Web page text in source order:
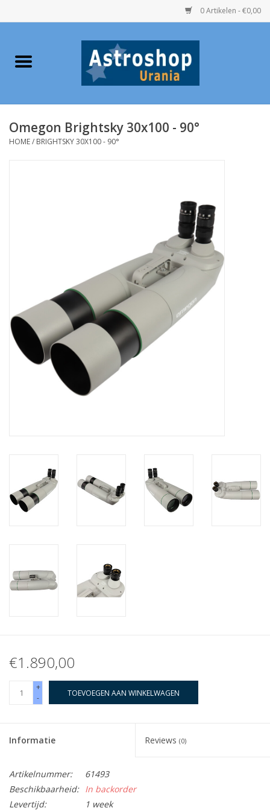
0 Artikelen - €0,00
Home
Telescopen
Globes / Gadgets
Weerstations
Aanbiedingen
Cadeaubonnen
Omegon Brightsky 30x100 - 90°
HOME/ BRIGHTSKY 30X100 - 90°
€1.890,00
+
-
TOEVOEGEN AAN WINKELWAGEN
Informatie Reviews (0)
Artikelnummer:
61493
Beschikbaarheid: In backorder
Levertijd:
1 week